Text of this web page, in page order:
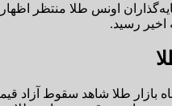
اونس طلا منتظر
اخیر رسید.